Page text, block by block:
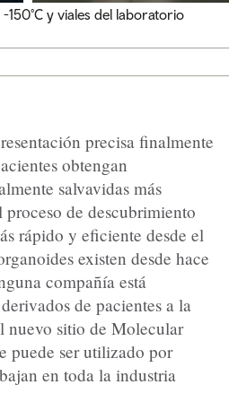
y viales del laboratorio
precisa finalmente
obtengan
salvavidas más
de descubrimiento
rápido y eficiente desde el
existen desde hace
compañía está
de pacientes a la
nuevo sitio de Molecular
puede ser utilizado por
en toda la industria